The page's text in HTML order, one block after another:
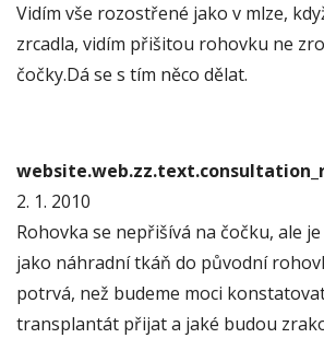
Vidím vše rozostřené jako v mlze,
zrcadla, vidím přišitou rohovku ne
čočky.Dá se s tím něco dělat.
2. 1. 2010
Rohovka se nepřišívá na čočku, ale
jako náhradní tkáň do původní
potrvá, než budeme moci
transplantát přijat a jaké budou